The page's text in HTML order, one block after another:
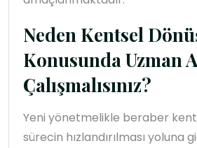
Neden Kentsel
Konusunda Uzman
Çalışmalısınız?
Yeni yönetmelikle beraber
sürecin hızlandırılması yoluna